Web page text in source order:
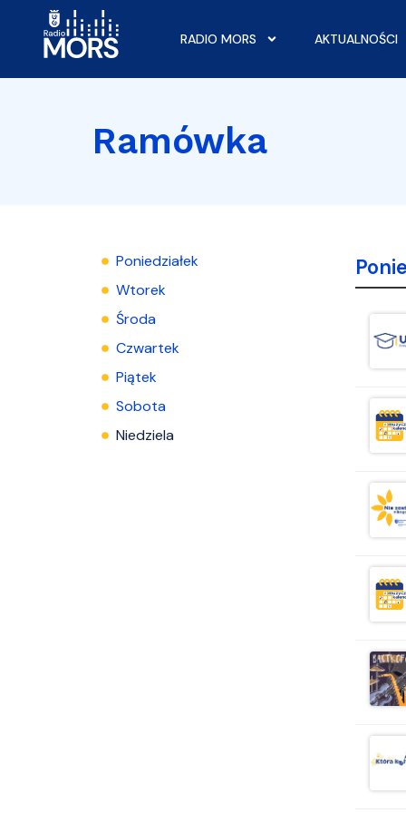
RADIO MORS AKTUALNOŚCI
Ramówka
Poniedziałek
Wtorek
Środa
Czwartek
Piątek
Sobota
Niedziela